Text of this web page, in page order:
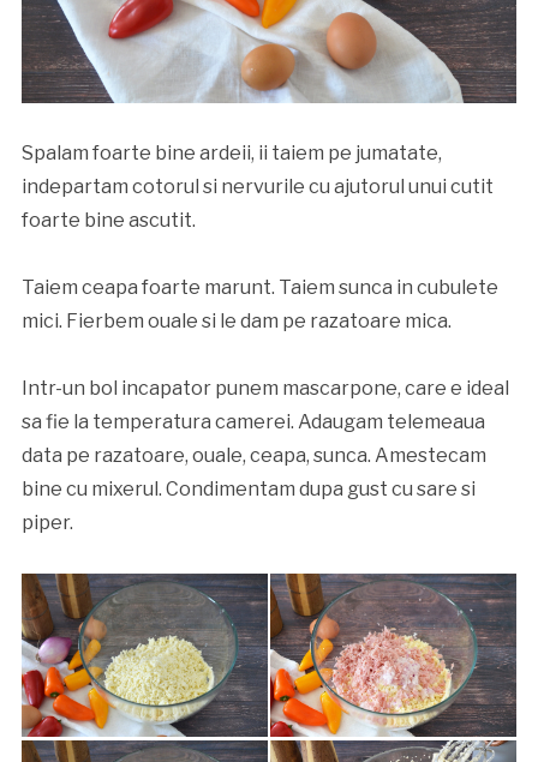
Spalam foarte bine ardeii, ii taiem pe jumatate,
indepartam cotorul si nervurile cu ajutorul unui cutit
foarte bine ascutit.
Taiem ceapa foarte marunt. Taiem sunca in cubulete
mici. Fierbem ouale si le dam pe razatoare mica.
Intr-un bol incapator punem mascarpone, care e ideal
sa fie la temperatura camerei. Adaugam telemeaua
data pe razatoare, ouale, ceapa, sunca. Amestecam
bine cu mixerul. Condimentam dupa gust cu sare si
piper.